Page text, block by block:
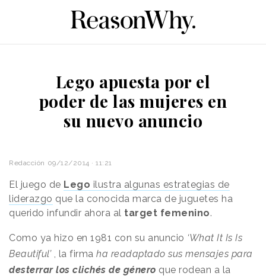
Lego apuesta por el
poder de las mujeres en
su nuevo anuncio
Redacción 09/12/2014 · 11:21
El juego de Lego ilustra algunas estrategias de
liderazgo que la conocida marca de juguetes ha
querido infundir ahora al target femenino.
Como ya hizo en 1981 con su anuncio ‘What It Is Is
Beautiful’
, la firma ha readaptado sus mensajes para
desterrar los clichés de género que rodean a la